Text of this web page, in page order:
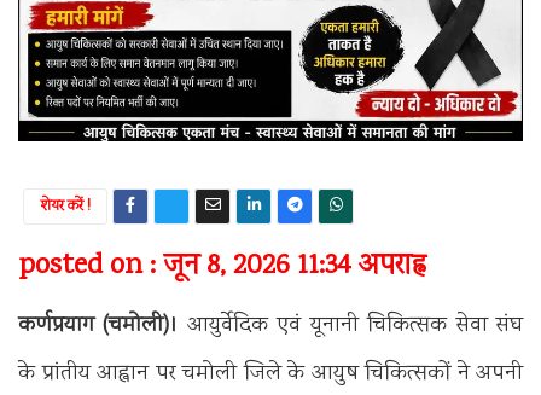
शेयर करें !
posted on : जून 8, 2026 11:34 अपराह्न
कर्णप्रयाग (चमोली)। आयुर्वेदिक एवं यूनानी चिकित्सक सेवा संघ
के प्रांतीय आह्वान पर चमोली जिले के आयुष चिकित्सकों ने अपनी